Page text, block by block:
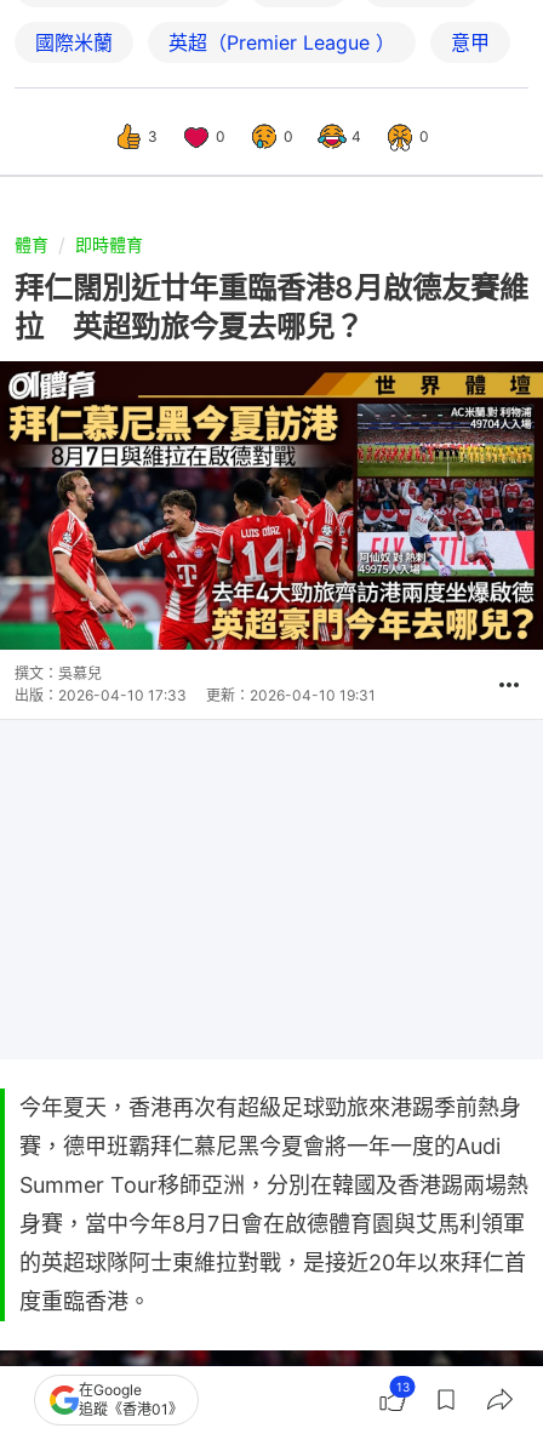
國際米蘭 英超（Premier League ） 意甲
3 0 0 4 0
體育 即時體育
拜仁闊別近廿年重臨香港8月啟德友賽維
拉 英超勁旅今夏去哪兒？
撰文： 吳慕兒
出版： 2026-04-10 17:33 更新： 2026-04-10 19:31
今年夏天，香港再次有超級足球勁旅來港踢季前熱身
賽，德甲班霸拜仁慕尼黑今夏會將一年一度的Audi
Summer Tour移師亞洲，分別在韓國及香港踢兩場熱
身賽，當中今年8月7日會在啟德體育園與艾馬利領軍
的英超球隊阿士東維拉對戰，是接近20年以來拜仁首
度重臨香港。
在Google
追蹤《香港01》
13